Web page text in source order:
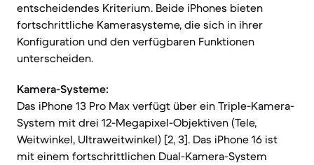
entscheidendes Kriterium. Beide iPhones bieten
fortschrittliche Kamerasysteme, die sich in ihrer
Konfiguration und den verfügbaren Funktionen
unterscheiden.
Kamera-Systeme:
Das iPhone 13 Pro Max verfügt über ein Triple-Kamera-
System mit drei 12-Megapixel-Objektiven (Tele,
Weitwinkel, Ultraweitwinkel) [2, 3]. Das iPhone 16 ist
mit einem fortschrittlichen Dual-Kamera-System